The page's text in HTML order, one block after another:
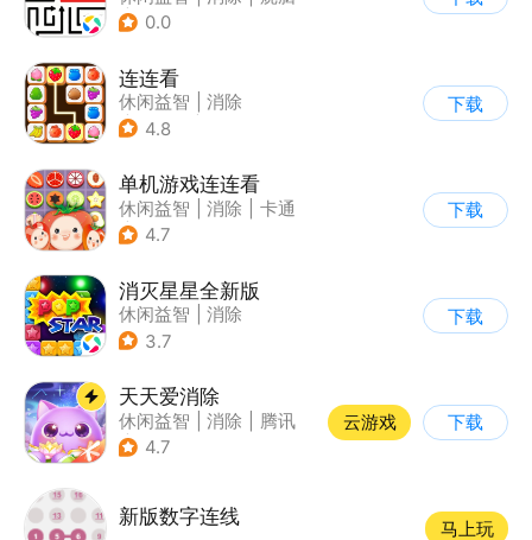
| 清新
0.0
连连看
休闲益智
消除
| 多比特
4.8
下载
单机游戏连连看
休闲益智 消除
卡通
| 创新品类
4.7
下载
消灭星星全新版
休闲益智
消除
3.7
下载
天天爱消除
休闲益智 消除
腾讯
| 单机
4.7
云游戏 下载
新版数字连线
马上玩